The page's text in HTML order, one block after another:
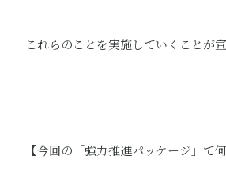
これらのことを実施していくことが
【今回の「強力推進パッケージ」て何